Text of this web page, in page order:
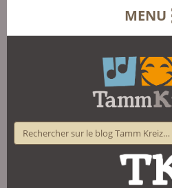
MENU